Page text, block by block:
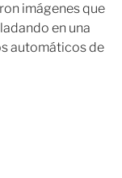
imágenes que
en una
automáticos de